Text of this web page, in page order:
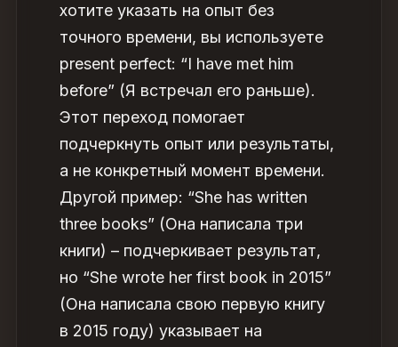
хотите указать на опыт без
точного времени, вы используете
present perfect: “I have met him
before” (Я встречал его раньше).
Этот переход помогает
подчеркнуть опыт или результаты,
а не конкретный момент времени.
Другой пример: “She has written
three books” (Она написала три
книги) – подчеркивает результат,
но “She wrote her first book in 2015”
(Она написала свою первую книгу
в 2015 году) указывает на